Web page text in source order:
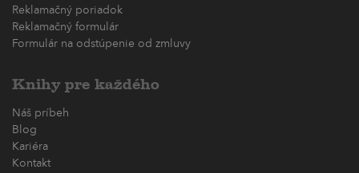
Reklamačný poriadok
Reklamačný formulár
Formulár na odstúpenie od zmluvy
Knihy pre každého
Náš príbeh
Blog
Kariéra
Kontakt